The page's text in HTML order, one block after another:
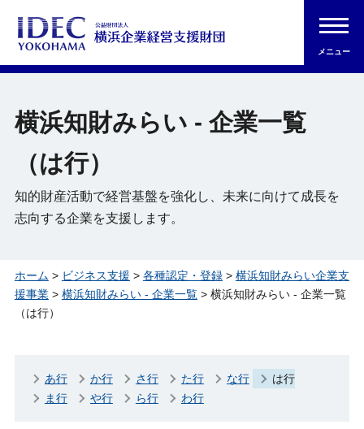
メニュー
横浜知財みらい - 企業一覧
（は行）
知的財産活動で経営基盤を強化し、未来に向けて成長を
志向する企業を支援します。
ホーム > ビジネス支援 > 各種認定・登録> 横浜知財みらい企業支
援事業> 横浜知財みらい - 企業一覧> 横浜知財みらい - 企業一覧
（は行）
あ行 か行 さ行 た行 な行
は行
ま行
や行 ら行 わ行